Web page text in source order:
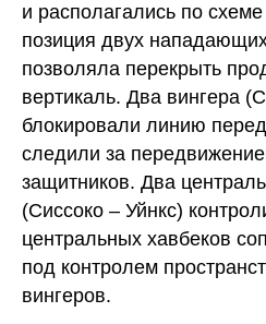
и располагались по
позиция двух
позволяла перекрыть
вертикаль. Два вингера
блокировали линию
следили за
защитников. Два
(Сиссоко – Уйнкс)
центральных хавбеков
под контролем
вингеров.